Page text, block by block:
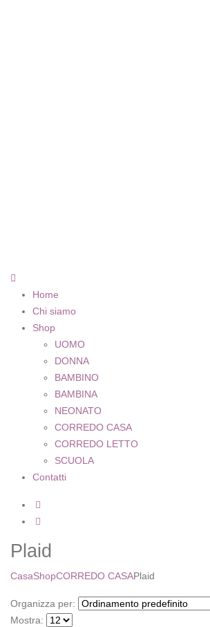
Home
Chi siamo
Shop
UOMO
DONNA
BAMBINO
BAMBINA
NEONATO
CORREDO CASA
CORREDO LETTO
SCUOLA
Contatti
Plaid
CasaShopCORREDO CASAPlaid
Organizza per:
Mostra: